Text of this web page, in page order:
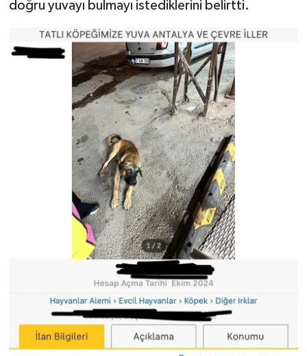
doğru yuvayı bulmayı istediklerini belirtti.